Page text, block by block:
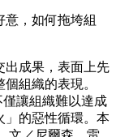
，如何拖垮組
出成果，表面上先
組織的表現。
讓組織難以達成
」的惡性循環。本